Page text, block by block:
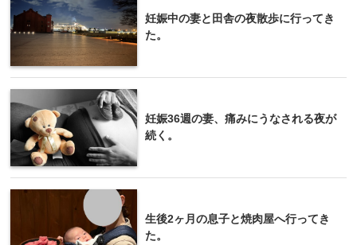
妊娠中の妻と田舎の夜散歩に行ってき
た。
妊娠36週の妻、痛みにうなされる夜が
続く。
生後2ヶ月の息子と焼肉屋へ行ってき
た。